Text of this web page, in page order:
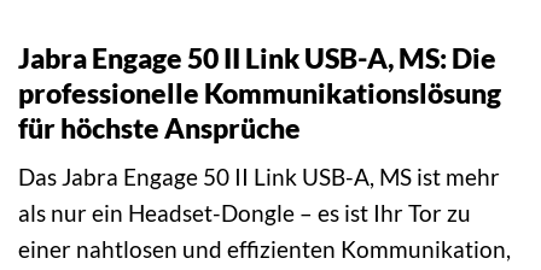
Jabra Engage 50 II Link USB-A, MS: Die
professionelle Kommunikationslösung
für höchste Ansprüche
Das Jabra Engage 50 II Link USB-A, MS ist mehr
als nur ein Headset-Dongle – es ist Ihr Tor zu
einer nahtlosen und effizienten Kommunikation,